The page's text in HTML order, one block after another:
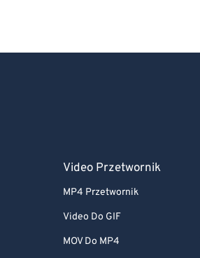
Video Przetwornik
MP4 Przetwornik
Video Do GIF
MOV Do MP4